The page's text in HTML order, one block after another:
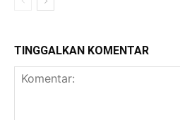
TINGGALKAN KOMENTAR